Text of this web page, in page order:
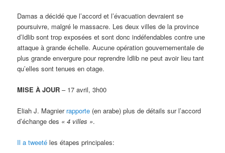
Damas a décidé que l’accord et l’évacuation devraient se
poursuivre, malgré le massacre. Les deux villes de la province
d’Idlib sont trop exposées et sont donc indéfendables contre une
attaque à grande échelle. Aucune opération gouvernementale de
plus grande envergure pour reprendre Idlib ne peut avoir lieu tant
qu’elles sont tenues en otage.
MISE À JOUR – 17 avril, 3h00
Eliah J. Magnier rapporte (en arabe) plus de détails sur l’accord
d’échange des « 4 villes ».
Il a tweeté les étapes principales: